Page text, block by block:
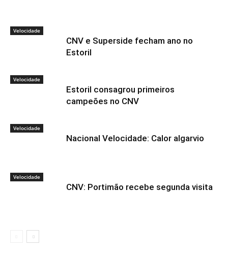
Velocidade
CNV e Superside fecham ano no
Estoril
Velocidade
Estoril consagrou primeiros
campeões no CNV
Velocidade
Nacional Velocidade: Calor algarvio
Velocidade
CNV: Portimão recebe segunda visita